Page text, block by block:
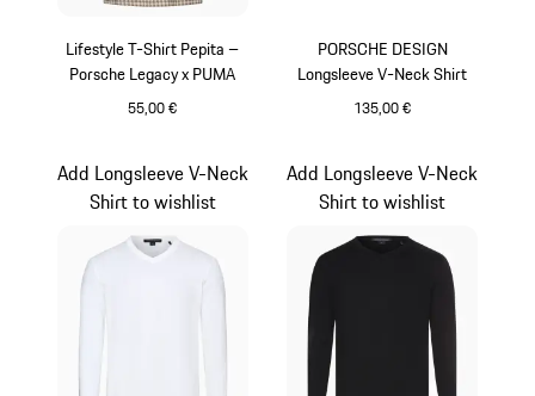
Lifestyle T-Shirt Pepita –
Porsche Legacy x PUMA
55,00 €
PORSCHE DESIGN
Longsleeve V-Neck Shirt
135,00 €
Add Longsleeve V-Neck
Shirt to wishlist
Add Longsleeve V-Neck
Shirt to wishlist